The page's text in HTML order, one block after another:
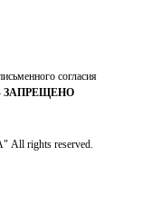
согласия
ЗАПРЕЩЕНО
rights reserved.